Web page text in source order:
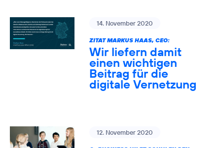
14. November 2020
ZITAT MARKUS HAAS, CEO:
Wir liefern damit
einen wichtigen
Beitrag für die
digitale Vernetzung
12. November 2020